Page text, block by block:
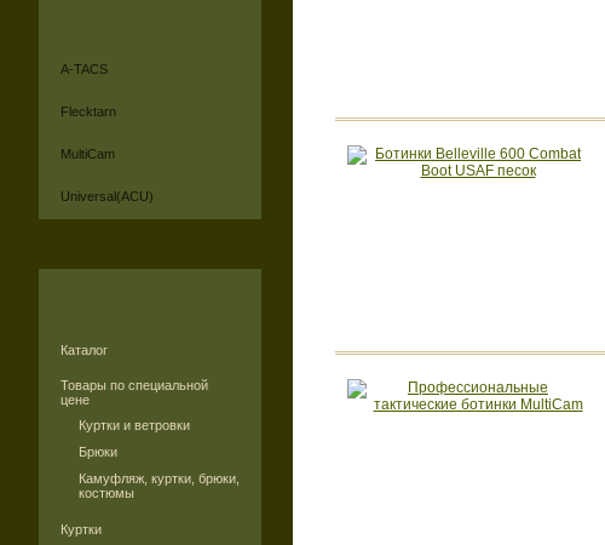
A-TACS
Flecktarn
MultiCam
Universal(ACU)
Каталог
Товары по специальной
цене
Куртки и ветровки
Брюки
Камуфляж, куртки, брюки,
костюмы
Куртки